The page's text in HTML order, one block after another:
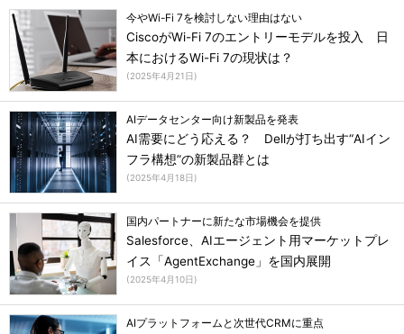
今やWi-Fi 7を検討しない理由はない
CiscoがWi-Fi 7のエントリーモデルを投入 日
本におけるWi-Fi 7の現状は？
(2025年4月21日)
AIデータセンター向け新製品を発表
AI需要にどう応える？ Dellが打ち出す“AIイン
フラ構想”の新製品群とは
(2025年4月18日)
国内パートナーに新たな市場機会を提供
Salesforce、AIエージェント用マーケットプレ
イス「AgentExchange」を国内展開
(2025年4月10日)
AIプラットフォームと次世代CRMに重点